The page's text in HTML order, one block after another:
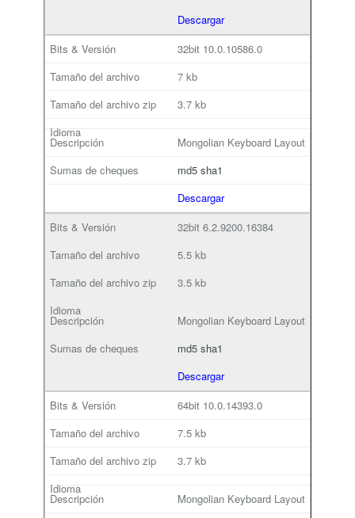
Descargar
32bit 10.0.10586.0
7 kb
3.7 kb
Mongolian Keyboard Layout
md5 sha1
Descargar
32bit 6.2.9200.16384
5.5 kb
3.5 kb
Mongolian Keyboard Layout
md5 sha1
Descargar
64bit 10.0.14393.0
7.5 kb
3.7 kb
Mongolian Keyboard Layout